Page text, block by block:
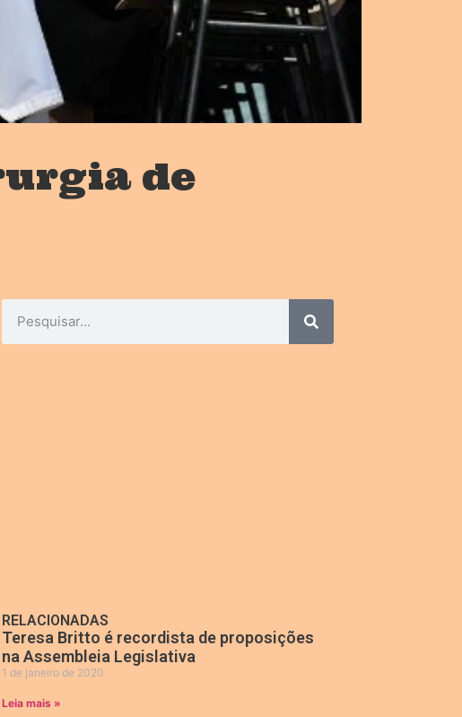
de
RELACIONADAS
Teresa Britto é recordista de proposições
na Assembleia Legislativa
1 de janeiro de 2020
Leia mais »